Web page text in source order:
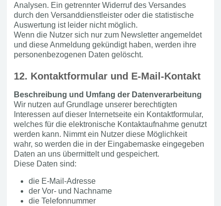
Analysen. Ein getrennter Widerruf des Versandes
durch den Versanddienstleister oder die statistische
Auswertung ist leider nicht möglich.
Wenn die Nutzer sich nur zum Newsletter angemeldet
und diese Anmeldung gekündigt haben, werden ihre
personenbezogenen Daten gelöscht.
12. Kontaktformular und E-Mail-Kontakt
Beschreibung und Umfang der Datenverarbeitung
Wir nutzen auf Grundlage unserer berechtigten
Interessen auf dieser Internetseite ein Kontaktformular,
welches für die elektronische Kontaktaufnahme genutzt
werden kann. Nimmt ein Nutzer diese Möglichkeit
wahr, so werden die in der Eingabemaske eingegeben
Daten an uns übermittelt und gespeichert.
Diese Daten sind:
die E-Mail-Adresse
der Vor- und Nachname
die Telefonnummer